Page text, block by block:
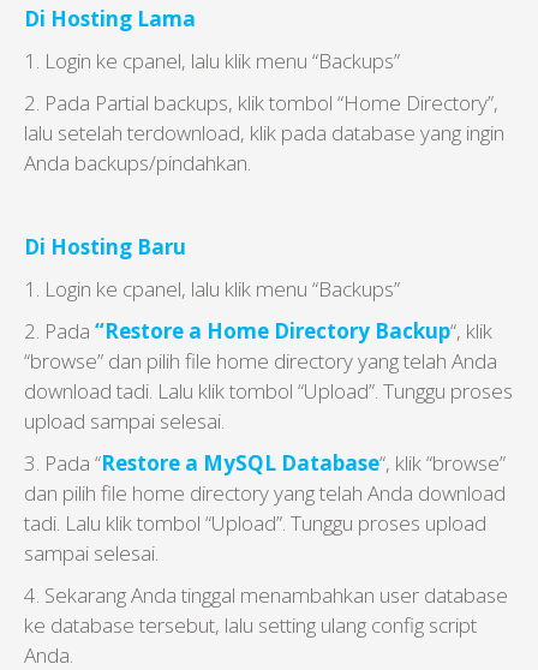
Di Hosting Lama
1. Login ke cpanel, lalu klik menu “Backups”
2. Pada Partial backups, klik tombol “Home Directory”,
lalu setelah terdownload, klik pada database yang ingin
Anda backups/pindahkan.
Di Hosting Baru
1. Login ke cpanel, lalu klik menu “Backups”
2. Pada “Restore a Home Directory Backup“, klik
“browse” dan pilih file home directory yang telah Anda
download tadi. Lalu klik tombol “Upload”. Tunggu proses
upload sampai selesai.
3. Pada “Restore a MySQL Database“, klik “browse”
dan pilih file home directory yang telah Anda download
tadi. Lalu klik tombol “Upload”. Tunggu proses upload
sampai selesai.
4. Sekarang Anda tinggal menambahkan user database
ke database tersebut, lalu setting ulang config script
Anda.